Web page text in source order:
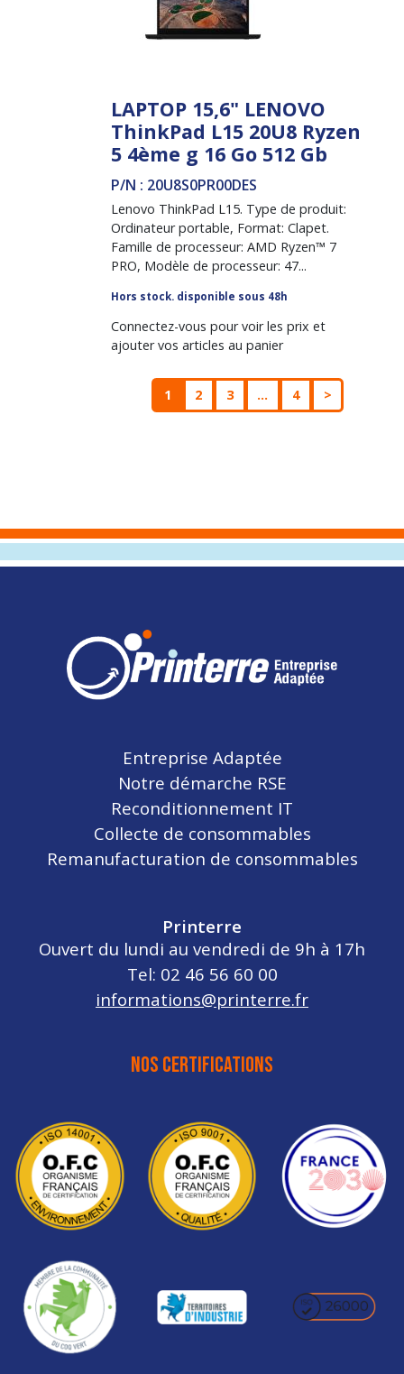
LAPTOP 15,6" LENOVO
ThinkPad L15 20U8 Ryzen
5 4ème g 16 Go 512 Gb
P/N : 20U8S0PR00DES
Lenovo ThinkPad L15. Type de produit:
Ordinateur portable, Format: Clapet.
Famille de processeur: AMD Ryzen™ 7
PRO, Modèle de processeur: 47...
Hors stock. disponible sous 48h
Connectez-vous pour voir les prix et
ajouter vos articles au panier
1 2 3 ... 4 >
Entreprise Adaptée
Notre démarche RSE
Reconditionnement IT
Collecte de consommables
Remanufacturation de consommables
Printerre
Ouvert du lundi au vendredi de 9h à 17h
Tel: 02 46 56 60 00
informations@printerre.fr
NOS CERTIFICATIONS